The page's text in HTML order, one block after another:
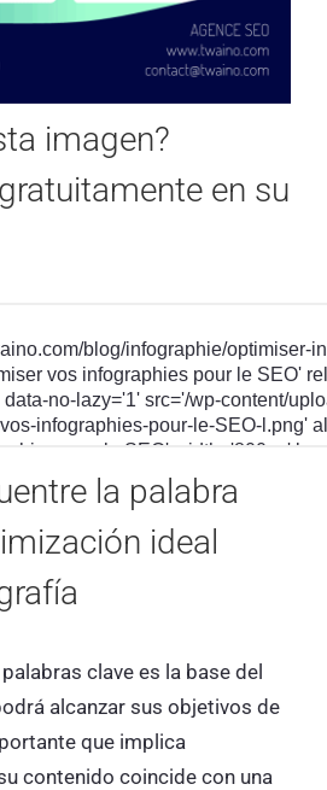
imagen?
en su
blog/infographie/optimiser-
vos infographies pour le SEO'
no-lazy='1' src='/wp-content/
infographies-pour-le-SEO-l.png'
pour le SEO' width='800px'
optimizar sus infografías
www.twaino.com/blog/
a>
la palabra
ideal
clave es la base del
alcanzar sus objetivos de
que implica
contenido coincide con una